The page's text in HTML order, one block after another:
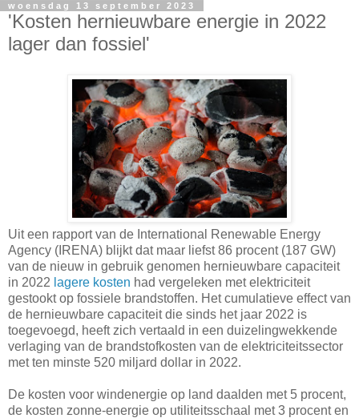
woensdag 13 september 2023
'Kosten hernieuwbare energie in 2022
lager dan fossiel'
Uit een rapport van de International Renewable Energy
Agency (IRENA) blijkt dat maar liefst 86 procent (187 GW)
van de nieuw in gebruik genomen hernieuwbare capaciteit
in 2022 lagere kosten had vergeleken met elektriciteit
gestookt op fossiele brandstoffen. Het cumulatieve effect van
de hernieuwbare capaciteit die sinds het jaar 2022 is
toegevoegd, heeft zich vertaald in een duizelingwekkende
verlaging van de brandstofkosten van de elektriciteitssector
met ten minste 520 miljard dollar in 2022.
De kosten voor windenergie op land daalden met 5 procent,
de kosten zonne-energie op utiliteitsschaal met 3 procent en